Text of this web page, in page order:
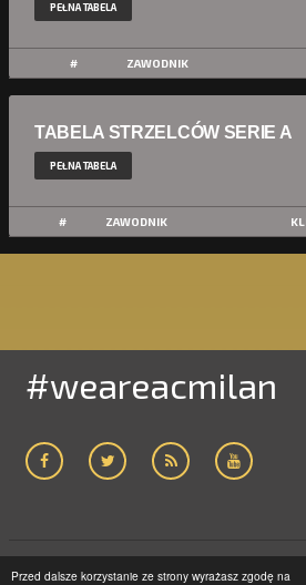
Przed dalsze korzystanie ze strony wyrażasz zgodę na
PEŁNA TABELA
# ZAWODNIK
TABELA STRZELCÓW SERIE A
PEŁNA TABELA
# ZAWODNIK
#weareacmilan
ACMILAN24.COM2005-2019 | WSZELKIE